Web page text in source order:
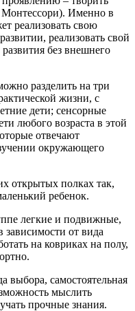
Именно в
реализовать свою
реализовать свой
без внешнего
разделить на три
жизни, с
дети; сенсорные
любого возраста в этой
отвечают
окружающего
открытых полках так,
ребенок.
легкие и подвижные,
от вида
на ковриках на полу,
выбора, самостоятельная
мыслить
прочные знания.